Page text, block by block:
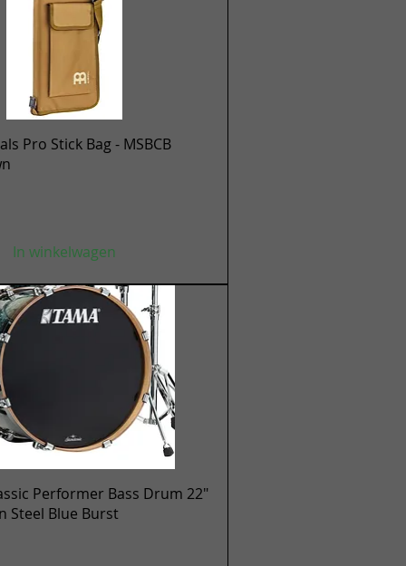
Snel overzicht
Pro Stick Bag - MSBCB
In winkelwagen
Snel overzicht
Performer Bass Drum 22"
Steel Blue Burst